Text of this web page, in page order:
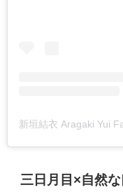
三日月目×自然